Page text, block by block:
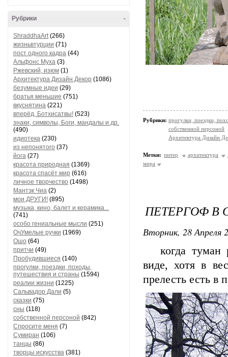
-
Рубрики
ShraddhaArt(266)
жизньвтурции (71)
пост одного кадра (44)
Альфонс Муха (3)
Ржевский, изюм (1)
Архитектура Дизайн Декор (1086)
безумные идеи (29)
братья меньшие (751)
вкуснятина (221)
вперёд, Ботхисатвы! (523)
знаки, символы, Боги, мандалы и др.
(490)
идиотека (230)
из непонятого (37)
йога (27)
красота природная (1369)
красота спасёт мир (616)
личное творчество (1498)
Мантэк Чиа (2)
мои ДРУГИ! (895)
музыка, кино, балет и керамика...
(741)
особо гениальные мысли (251)
ОчУмелые ручки (1969)
Ошо (64)
притчи (49)
Пробудившиеся (140)
прогулки, поездки, походы,
путешествия и страны (1594)
реалии жизни (1225)
Сальвадор Дали (5)
сказки (75)
сны (118)
собственной персоной (842)
Спросите меня (7)
Сумиран (106)
танцы (86)
творцы искусства (381)
Рубрики: прогулки, поездки,
собственной персоной
Архитектура Дизайн
Метки: питер архитектура
мира
ПЕТЕРГОФ В
Вторник, 28 Апреля
когда туман
виде, хотя в
прелесть есть в